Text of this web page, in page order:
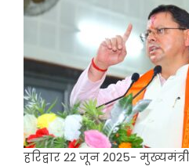
हरिद्वार 22 जून 2025-